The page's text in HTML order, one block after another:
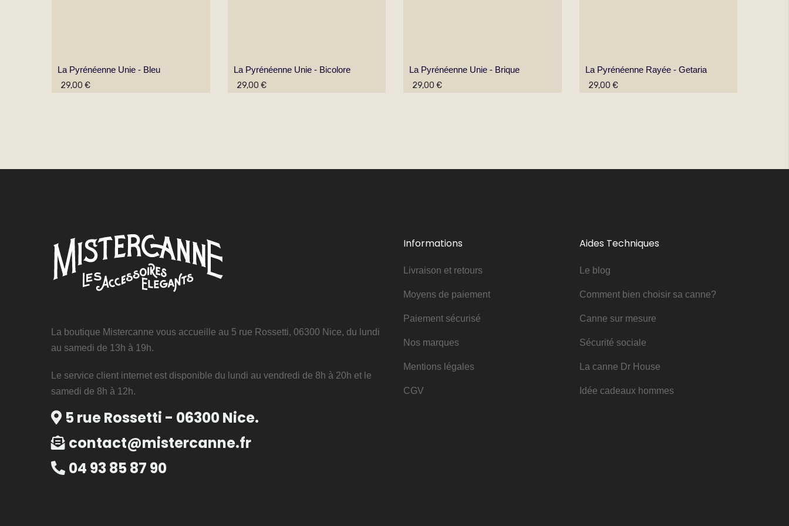
La Pyrénéenne Unie - Bleu
29,00 €
La Pyrénéenne Unie - Bicolore
29,00 €
La Pyrénéenne Unie - Brique
29,00 €
La Pyrénéenne Rayée - Getaria
29,00 €
La boutique Mistercanne vous accueille au 5 rue Rossetti, 06300 Nice, du lundi
au samedi de 13h à 19h.
Le service client internet est disponible du lundi au vendredi de 8h à 20h et le
samedi de 8h à 12h.
5 rue Rossetti - 06300 Nice.
contact@mistercanne.fr
04 93 85 87 90
Informations
Livraison et retours
Moyens de paiement
Paiement sécurisé
Nos marques
Mentions légales
CGV
Aides Techniques
Le blog
Comment bien choisir sa canne?
Canne sur mesure
Sécurité sociale
La canne Dr House
Idée cadeaux hommes